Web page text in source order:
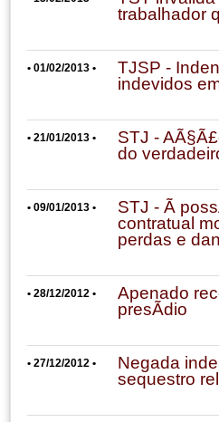
trabalhador
• 01/02/2013 •
TJSP -
indevidos
• 21/01/2013 •
STJ -
do
• 09/01/2013 •
STJ - Ã
contratual
perdas e
• 28/12/2012 •
Apenado
presÃ­dio
• 27/12/2012 •
Negada
sequestro